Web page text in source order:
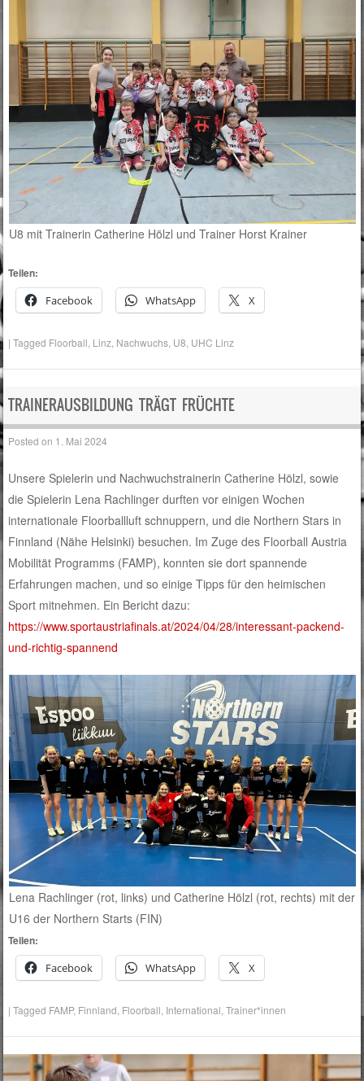
U8 mit Trainerin Catherine Hölzl und Trainer Horst Krainer
Teilen:
Facebook
WhatsApp X
|Tagged Floorball Linz Nachwuchs U8 UHC Linz
TRAINERAUSBILDUNG TRÄGT FRÜCHTE
Posted on 1. Mai 2024
Unsere Spielerin und Nachwuchstrainerin Catherine Hölzl, sowie
die Spielerin Lena Rachlinger durften vor einigen Wochen
internationale Floorballluft schnuppern, und die Northern Stars in
Finnland (Nähe Helsinki) besuchen. Im Zuge des Floorball Austria
Mobilität Programms (FAMP), konnten sie dort spannende
Erfahrungen machen, und so einige Tipps für den heimischen
Sport mitnehmen. Ein Bericht dazu:
https://www.sportaustriafinals.at/2024/04/28/interessant-packend-
und-richtig-spannend
Lena Rachlinger (rot, links) und Catherine Hölzl (rot, rechts) mit der
U16 der Northern Starts (FIN)
Teilen:
Facebook
WhatsApp X
|Tagged FAMP, Finnland Floorball International ,Trainer*innen